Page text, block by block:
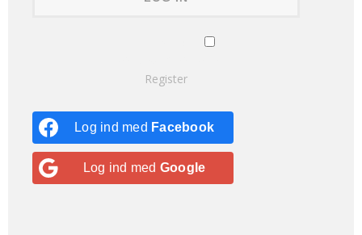
Register
Log ind med Facebook
Log ind med Google